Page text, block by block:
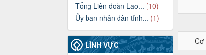
Cơ
Tổng Liên đoàn Lao... (10)
Ủy ban nhân dân tỉnh... (1)
LĨNH VỰC